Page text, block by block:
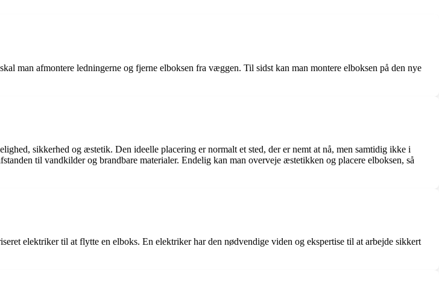
man afmontere ledningerne og fjerne elboksen fra væggen. Til sidst kan man montere elboksen på den nye
sikkerhed og æstetik. Den ideelle placering er normalt et sted, der er nemt at nå, men samtidig ikke i
til vandkilder og brandbare materialer. Endelig kan man overveje æstetikken og placere elboksen, så
elektriker til at flytte en elboks. En elektriker har den nødvendige viden og ekspertise til at arbejde sikkert